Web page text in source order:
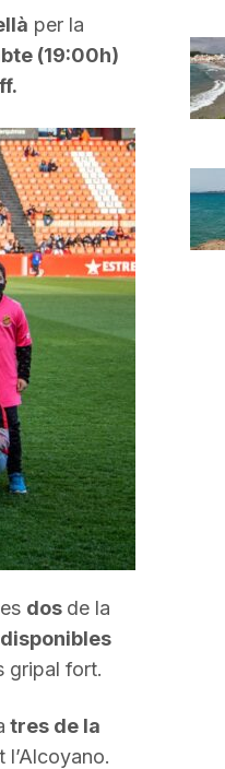
les
tecles
cap
amunt/cap
avall
per
a
incrementar
o
disminuir
el
volum.
per la
(19:00h)
dos de la
disponibles
gripal fort.
tres de la